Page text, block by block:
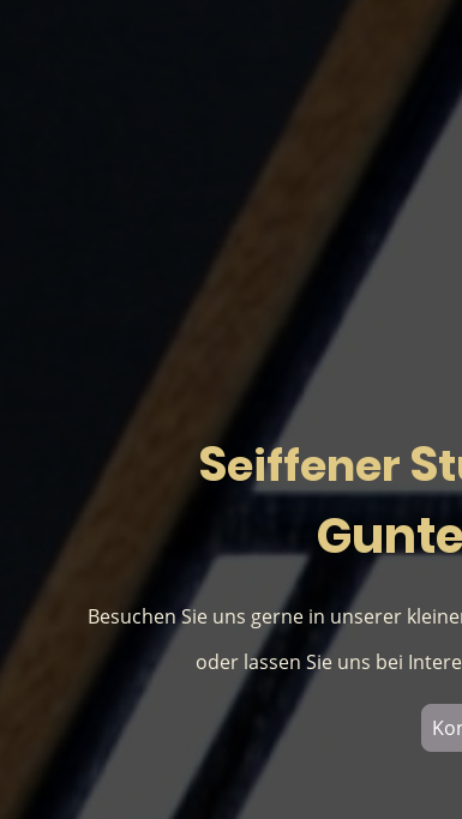
SeiffenerS
Besuchen Sie uns gerne in unserer
oder lassen Sie uns bei